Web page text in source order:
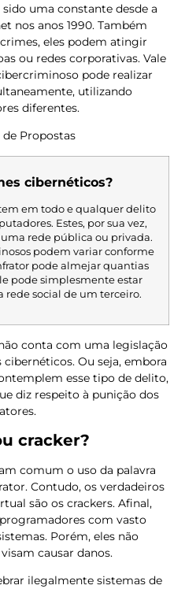
uma constante desde a
nos anos 1990. Também
eles podem atingir
ou redes corporativas. Vale
pode realizar
utilizando
diferentes.
cibernéticos?
em todo e qualquer delito
Estes, por sua vez,
rede pública ou privada.
podem variar conforme
pode almejar quantias
pode simplesmente estar
rede social de um terceiro.
conta com uma legislação
Ou seja, embora
esse tipo de delito,
diz respeito à punição dos
cracker?
comum o uso da palavra
Contudo, os verdadeiros
são os crackers. Afinal,
com vasto
Porém, eles não
causar danos.
ilegalmente sistemas de